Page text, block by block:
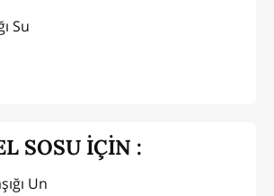
2 Su Bardağı Su
SOSU İÇİN :
1 Yemek Kaşığı Un